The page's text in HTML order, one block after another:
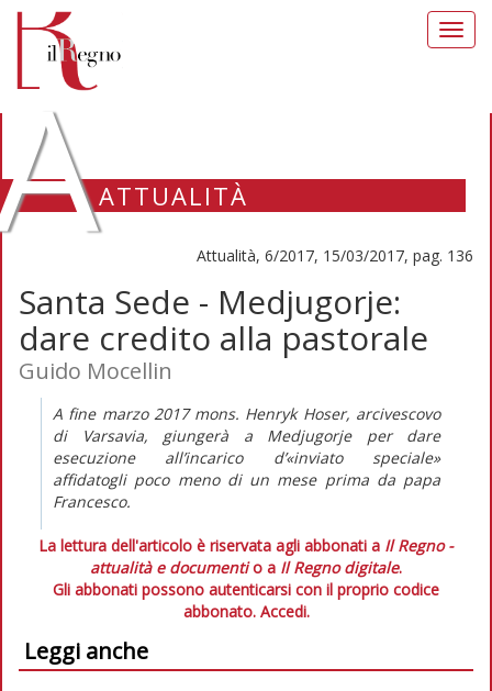
ATTUALITÀ
Attualità, 6/2017, 15/03/2017, pag. 136
Santa Sede - Medjugorje:
dare credito alla pastorale
Guido Mocellin
A fine marzo 2017 mons. Henryk Hoser, arcivescovo
di Varsavia, giungerà a Medjugorje per dare
esecuzione all’incarico d’«inviato speciale»
affidatogli poco meno di un mese prima da papa
Francesco.
La lettura dell'articolo è riservata agli abbonati a Il Regno -
attualità e documentio a Il Regno digitale.
Gli abbonati possono autenticarsi con il proprio codice
abbonato. Accedi.
Leggi anche